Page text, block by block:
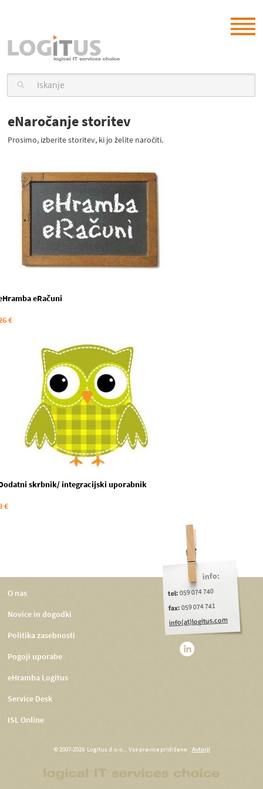
eNaročanje storitev
Prosimo, izberite storitev, ki jo želite naročiti.
eRačuni
€
skrbnik/ integracijski uporabnik
€
info:
tel:059 074 740
fax:059 074 741
info(at)logitus.com
O nas
Novice in dogodki
Politika zasebnosti
Pogoji uporabe
eHramba Logitus
Service Desk
ISL Online
© 2007-2026 Logitus d.o.o., Vse pravice pridržane. Avtorji